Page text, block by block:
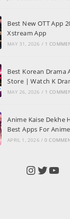
Best New OTT App
Xstream App
MAY 31, 2026 / 1
Best Korean Drama
Store | Watch K
MAY 26, 2026 / 1
Anime Kaise Dekhe
Best Apps For
APRIL 1, 2026 / 0